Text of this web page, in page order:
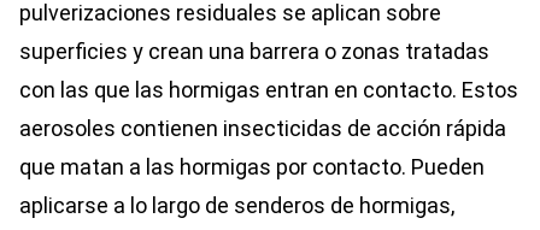
pulverizaciones residuales se aplican sobre
superficies y crean una barrera o zonas tratadas
con las que las hormigas entran en contacto. Estos
aerosoles contienen insecticidas de acción rápida
que matan a las hormigas por contacto. Pueden
aplicarse a lo largo de senderos de hormigas,